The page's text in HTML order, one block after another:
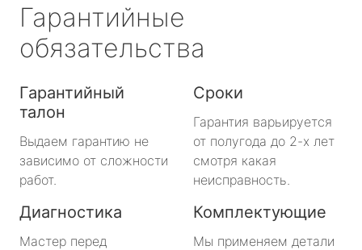
Гарантийные
обязательства
Гарантийный
талон
Выдаем гарантию не
зависимо от сложности
работ.
Сроки
Гарантия варьируется
от полугода до 2-х лет
смотря какая
неисправность.
Диагностика
Мастер перед
Комплектующие
Мы применяем детали